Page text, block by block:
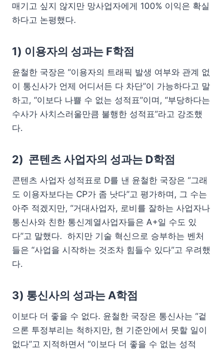
매기고 싶지 않지만 망사업자에게 100% 이익은 확실
하다고 논평했다.
1) 이용자의 성과는 F학점
윤철한 국장은 “이용자의 트래픽 발생 여부와 관계 없
이 통신사가 언제 어디서든 다 차단”이 가능하다고 말
하고, “이보다 나쁠 수 없는 성적표”이며, “부당하다는
수사가 사치스러울만큼 불행한 성적표”라고 강조했
다.
2) 콘텐츠 사업자의 성과는 D학점
콘텐츠 사업자 성적표로 D를 낸 윤철한 국장은 “그래
도 이용자보다는 CP가 좀 낫다”고 평가하며, 그 수는
아주 적겠지만, “거대사업자, 로비를 잘하는 사업자나
통신사와 친한 통신계열사업자들은 A+일 수도 있
다”고 말했다. 하지만 기술 혁신으로 승부하는 벤처
들은 “사업을 시작하는 것조차 힘들수 있다”고 우려했
다.
3) 통신사의 성과는 A학점
이보다 더 좋을 수 없다. 윤철한 국장은 통신사는 “겉
으론 투정부리는 척하지만, 현 기준안에서 못할 일이
없다”고 지적하면서 “이보다 더 좋을 수 없는 성적